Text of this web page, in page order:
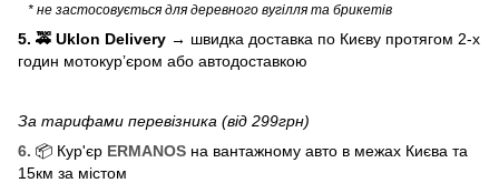
* не застосовується для деревного вугілля та брикетів
5. 🚕 Uklon Delivery → швидка доставка по Києву протягом 2-х
годин мотокурʼєром або автодоставкою
За тарифами перевізника (від 299грн)
6. 📦 Кур'єр ERMANOS на вантажному авто в межах Києва та
15км за містом